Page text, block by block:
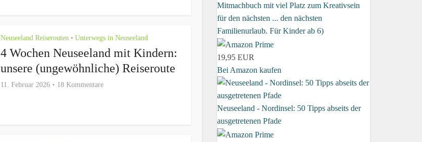
Neuseeland Reiserouten • Unterwegs in Neuseeland
4 Wochen Neuseeland mit Kindern:
unsere (ungewöhnliche) Reiseroute
11. Februar 2026 18 Kommentare
Mitmachbuch mit viel Platz zum Kreativsein
für den nächsten ... den nächsten
Familienurlaub. Für Kinder ab 6)
19,95 EUR
Bei Amazon kaufen
Neuseeland - Nordinsel: 50 Tipps abseits der
ausgetretenen Pfade